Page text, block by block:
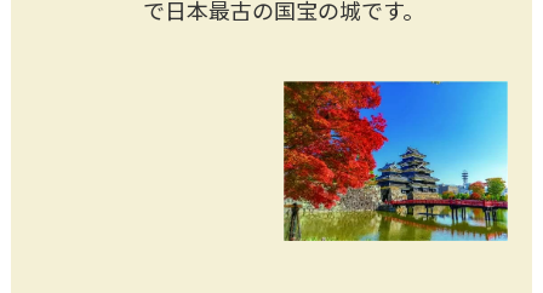
で日本最古の国宝の城です。